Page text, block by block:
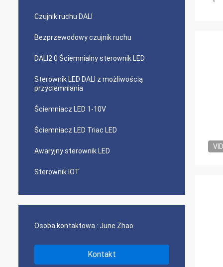
Czujnik ruchu DALI
Bezprzewodowy czujnik ruchu
DALI2.0 Ściemnialny sterownik LED
Sterownik LED DALI z możliwością
przyciemniania
Ściemniacz LED 1-10V
Ściemniacz LED Triac LED
Awaryjny sterownik LED
Sterownik IOT
Osoba kontaktowa : June Zhao
Kontakt